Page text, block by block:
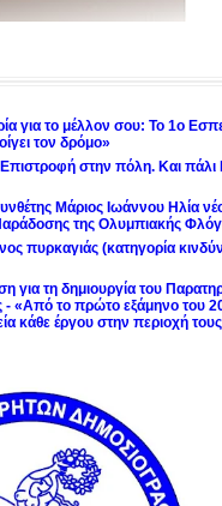
για το μέλλον σου: Το 1ο
τον δρόμο»
στην πόλη. Και
Μάριος Ιωάννου Ηλία
της Ολυμπιακής
πυρκαγιάς (κατηγορία
για τη δημιουργία του
- «Από το πρώτο εξάμηνο του
κάθε έργου στην περιοχή